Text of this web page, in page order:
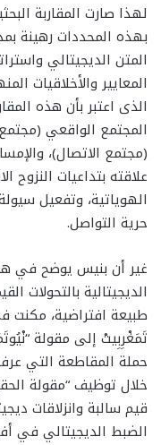
لهذا صارت المقاربة
بهذه المحددات رهينة
المتن الديجيتالي
المعايير والأخلاقيات
الذى اعتبر بأن هذه
المجتمع الواقعي
(مجتمع الاتصال)،
علاقته بتداعيات النزوح
الهوياتية، وتفعيل
حرية التواصل.
غير أن بنيس يوضح في
الديجيتالية
طبيعة افتراضية، مكنت
تَمَغْرِبِيتْ إلى مقولة
خلال توظيف “مقولة
قيم سالبة وانزلاقات
الضبط الديجيتالي في